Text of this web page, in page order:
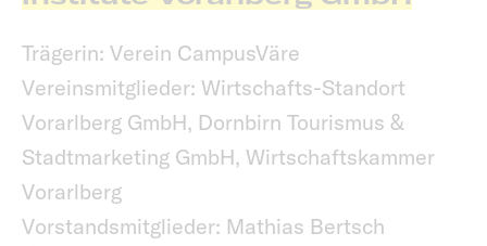
Trägerin: Verein CampusVäre
Vereinsmitglieder: Wirtschafts-Standort
Vorarlberg GmbH, Dornbirn Tourismus &
Stadtmarketing GmbH, Wirtschaftskammer
Vorarlberg
Vorstandsmitglieder: Mathias Bertsch